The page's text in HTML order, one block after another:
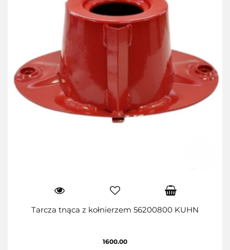
Tarcza tnąca z kołnierzem 56200800 KUHN
1600.00